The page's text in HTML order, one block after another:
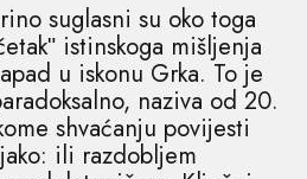
suglasni su oko toga
istinskoga mišljenja
u iskonu Grka. To je
naziva od 20.
shvaćanju povijesti
ili razdobljem